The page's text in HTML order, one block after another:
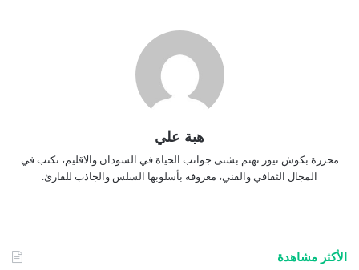
هبة علي
محررة بكوش نيوز تهتم بشتى جوانب الحياة في السودان والاقليم، تكتب في
المجال الثقافي والفني، معروفة بأسلوبها السلس والجاذب للقارئ.
الأكثر مشاهدة